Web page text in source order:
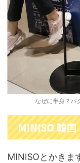
なぜに半身？パ
MINISO 韓国
MINISOとかきま